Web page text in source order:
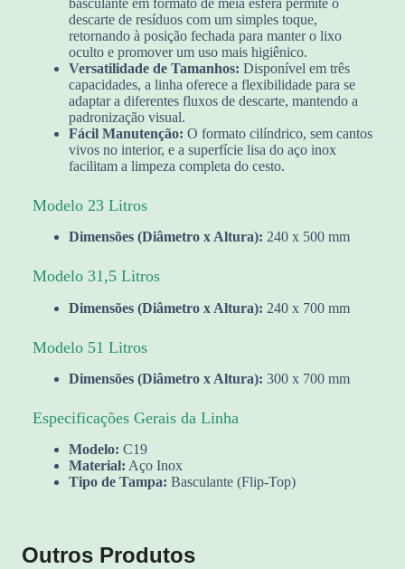
descarte de resíduos com um simples toque,
retornando à posição fechada para manter o lixo
oculto e promover um uso mais higiênico.
Versatilidade de Tamanhos: Disponível em três
capacidades, a linha oferece a flexibilidade para se
adaptar a diferentes fluxos de descarte, mantendo a
padronização visual.
Fácil Manutenção: O formato cilíndrico, sem cantos
vivos no interior, e a superfície lisa do aço inox
facilitam a limpeza completa do cesto.
Modelo 23 Litros
Dimensões (Diâmetro x Altura): 240 x 500 mm
Modelo 31,5 Litros
Dimensões (Diâmetro x Altura): 240 x 700 mm
Modelo 51 Litros
Dimensões (Diâmetro x Altura): 300 x 700 mm
Especificações Gerais da Linha
Modelo: C19
Material: Aço Inox
Tipo de Tampa: Basculante (Flip-Top)
Outros Produtos